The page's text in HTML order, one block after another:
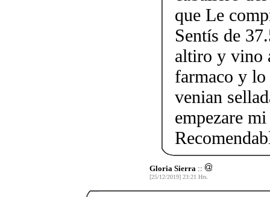
que Le
Sentís de
altiro y vino
farmaco y
venian
empezare
Gloria Sierra ::
[25/12/2019] 23:21 Hrs.